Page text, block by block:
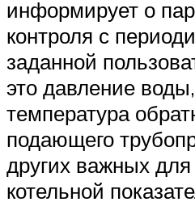
информирует о
контроля с
заданной
это давление
температура
подающего
других важных
котельной